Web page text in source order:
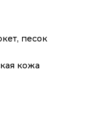
песок
кожа